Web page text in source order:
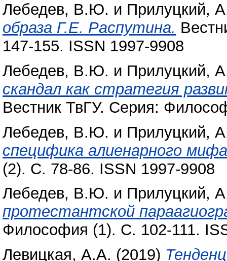
Лебедев, В.Ю. и Прилуцкий,
образа Г.Е. Распутина.
147-155. ISSN 1997-9908
Лебедев, В.Ю. и Прилуцкий,
скандал как стратегия
Вестник ТвГУ. Серия:
Лебедев, В.Ю. и Прилуцкий,
специфика алиенарного
(2). С. 78-86. ISSN 1997-9908
Лебедев, В.Ю. и Прилуцкий,
протестантской
Философия (1). С. 102-111.
Левицкая, А.А. (2019)